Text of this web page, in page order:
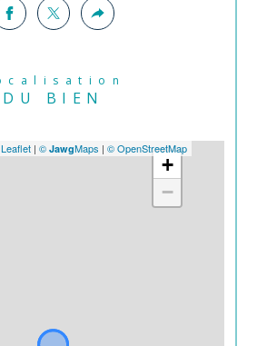
DU BIEN
+
−
Leaflet | © JawgMaps | © OpenStreetMap